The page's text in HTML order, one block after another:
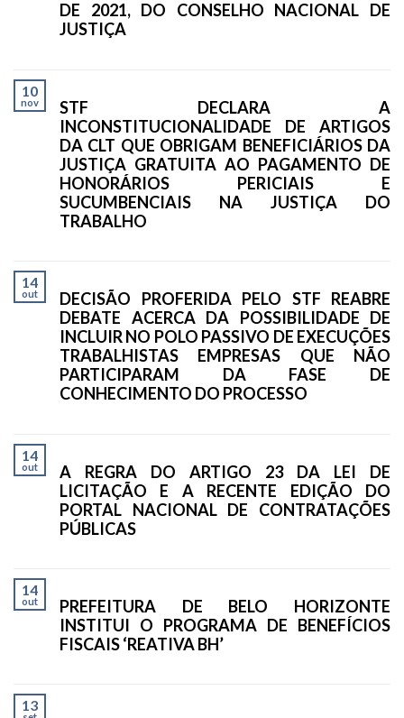
DE 2021, DO CONSELHO NACIONAL DE
JUSTIÇA
10
nov
STF DECLARA A
INCONSTITUCIONALIDADE DE ARTIGOS
DA CLT QUE OBRIGAM BENEFICIÁRIOS DA
JUSTIÇA GRATUITA AO PAGAMENTO DE
HONORÁRIOS PERICIAIS E
SUCUMBENCIAIS NA JUSTIÇA DO
TRABALHO
14
out
DECISÃO PROFERIDA PELO STF REABRE
DEBATE ACERCA DA POSSIBILIDADE DE
INCLUIR NO POLO PASSIVO DE EXECUÇÕES
TRABALHISTAS EMPRESAS QUE NÃO
PARTICIPARAM DA FASE DE
CONHECIMENTO DO PROCESSO
14
out
A REGRA DO ARTIGO 23 DA LEI DE
LICITAÇÃO E A RECENTE EDIÇÃO DO
PORTAL NACIONAL DE CONTRATAÇÕES
PÚBLICAS
14
out
PREFEITURA DE BELO HORIZONTE
INSTITUI O PROGRAMA DE BENEFÍCIOS
FISCAIS ‘REATIVA BH’
13